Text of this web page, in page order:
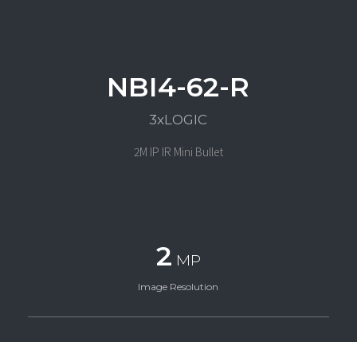
NBI4-62-R
3xLOGIC
2M IP IR Mini Bullet
2 MP
Image Resolution